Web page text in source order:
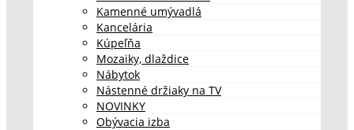
Kamenné umývadlá
Kancelária
Kúpeľňa
Mozaiky, dlaždice
Nábytok
Nástenné držiaky na TV
NOVINKY
Obývacia izba